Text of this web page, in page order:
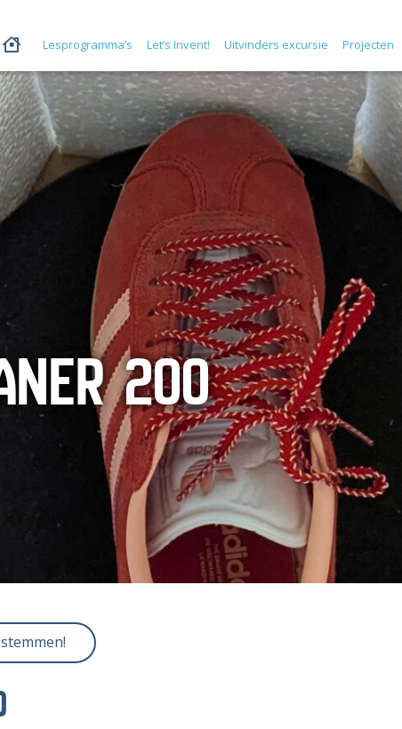
Lesprogramma’s Let’s Invent! Uitvinders excursie Projecten
200